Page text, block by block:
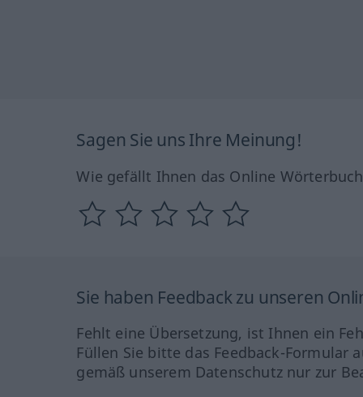
Sagen Sie uns Ihre Meinung!
Wie gefällt Ihnen das Online
Sie haben Feedback zu unseren
Fehlt eine Übersetzung, ist Ihnen ein
Füllen Sie bitte das Feedback-Formular
gemäß unserem Datenschutz nur zur